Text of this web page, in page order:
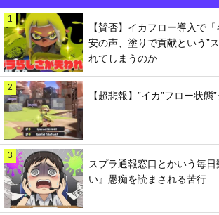
1
【賛否】イカフロー導入で
安の声、塗りで貢献という”
れてしまうのか
2
【超悲報】”イカ”フロー状態
3
スプラ通報窓口とかいう毎
い』愚痴を読まされる苦行